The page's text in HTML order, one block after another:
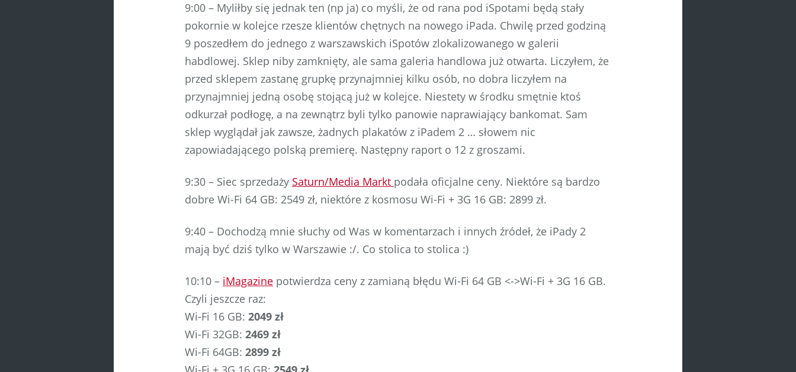
9:00 – Myliłby się jednak ten (np ja) co myśli, że od rana pod iSpotami będą stały
pokornie w kolejce rzesze klientów chętnych na nowego iPada. Chwilę przed godziną
9 poszedłem do jednego z warszawskich iSpotów zlokalizowanego w galerii
habdlowej. Sklep niby zamknięty, ale sama galeria handlowa już otwarta. Liczyłem, że
przed sklepem zastanę grupkę przynajmniej kilku osób, no dobra liczyłem na
przynajmniej jedną osobę stojącą już w kolejce. Niestety w środku smętnie ktoś
odkurzał podłogę, a na zewnątrz byli tylko panowie naprawiający bankomat. Sam
sklep wyglądał jak zawsze, żadnych plakatów z iPadem 2 … słowem nic
zapowiadającego polską premierę. Następny raport o 12 z groszami.
9:30 – Siec sprzedaży Saturn/Media Markt podała oficjalne ceny. Niektóre są bardzo
dobre Wi-Fi 64 GB: 2549 zł, niektóre z kosmosu Wi-Fi + 3G 16 GB: 2899 zł.
9:40 – Dochodzą mnie słuchy od Was w komentarzach i innych źródeł, że iPady 2
mają być dziś tylko w Warszawie :/. Co stolica to stolica :)
10:10 – iMagazine potwierdza ceny z zamianą błędu Wi-Fi 64 GB <->Wi-Fi + 3G 16 GB.
Czyli jeszcze raz:
Wi-Fi 16 GB: 2049 zł
Wi-Fi 32GB: 2469 zł
Wi-Fi 64GB: 2899 zł